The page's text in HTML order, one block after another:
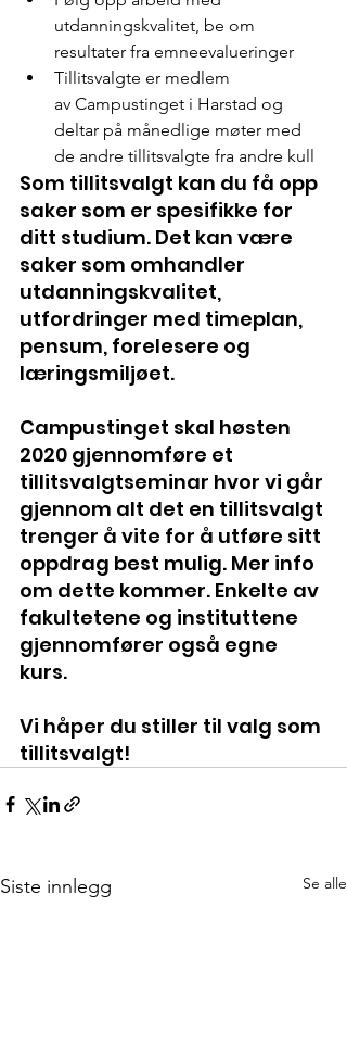
utdanningskvalitet, be om
resultater fra emneevalueringer
Tillitsvalgte er medlem
av Campustinget i Harstad og
deltar på månedlige møter med
de andre tillitsvalgte fra andre kull
Som tillitsvalgt kan du få opp
saker som er spesifikke for
ditt studium. Det kan være
saker som omhandler
utdanningskvalitet,
utfordringer med timeplan,
pensum, forelesere og
læringsmiljøet.
Campustinget skal høsten
2020 gjennomføre et
tillitsvalgtseminar hvor vi går
gjennom alt det en tillitsvalgt
trenger å vite for å utføre sitt
oppdrag best mulig. Mer info
om dette kommer. Enkelte av
fakultetene og instituttene
gjennomfører også egne
kurs.
Vi håper du stiller til valg som
tillitsvalgt!
Siste innlegg Se alle